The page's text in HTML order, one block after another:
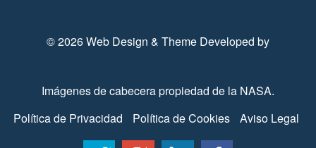
© 2026 Web Design & Theme Developed by
Imágenes de cabecera propiedad de la NASA.
Política de Privacidad
Política de Cookies Aviso Legal